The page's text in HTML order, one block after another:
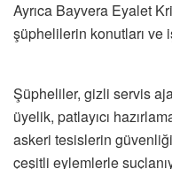
Ayrıca Bayvera Eyalet
şüphelilerin konutları ve
Şüpheliler, gizli servis
üyelik, patlayıcı
askeri tesislerin
çeşitli eylemlerle